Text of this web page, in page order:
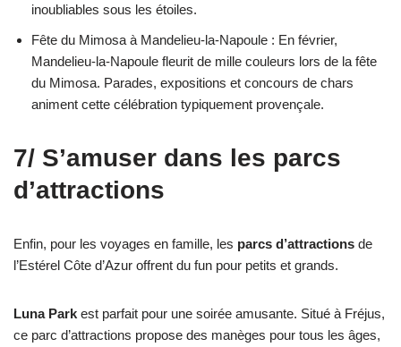
inoubliables sous les étoiles.
Fête du Mimosa à Mandelieu-la-Napoule : En février,
Mandelieu-la-Napoule fleurit de mille couleurs lors de la fête
du Mimosa. Parades, expositions et concours de chars
animent cette célébration typiquement provençale.
7/ S’amuser dans les parcs
d’attractions
Enfin, pour les voyages en famille, les parcs d’attractions de
l’Estérel Côte d’Azur offrent du fun pour petits et grands.
Luna Park est parfait pour une soirée amusante. Situé à Fréjus,
ce parc d’attractions propose des manèges pour tous les âges,